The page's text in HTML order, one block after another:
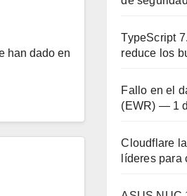
han dado en
TypeScript
reduce los
Fallo en el
(EWR) — 1
Cloudflare
líderes